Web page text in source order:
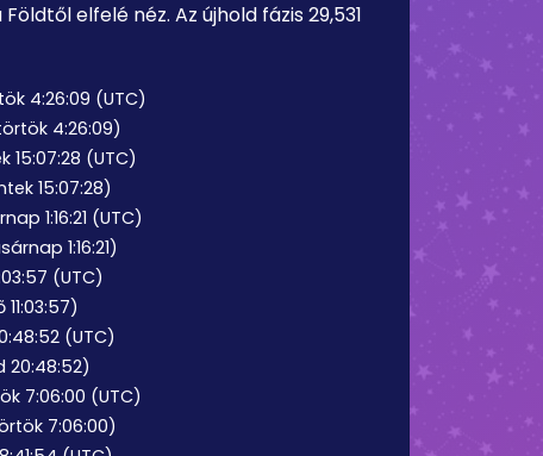
elfelé néz. Az újhold fázis 29,531
4:26:09 (UTC)
4:26:09)
15:07:28 (UTC)
15:07:28)
1:16:21 (UTC)
1:16:21)
(UTC)
(UTC)
20:48:52)
7:06:00 (UTC)
7:06:00)